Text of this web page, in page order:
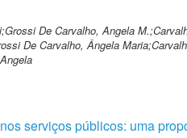
De Carvalho, Angela
De Carvalho, Ângela
serviços públicos: uma